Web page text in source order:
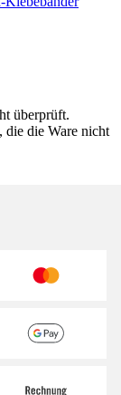
überprüft.
die die Ware nicht